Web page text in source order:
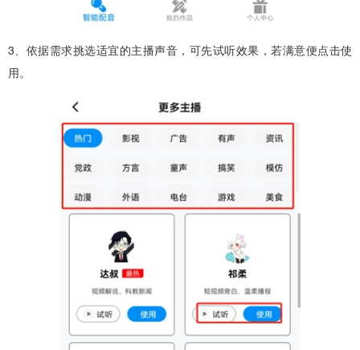
3、依据需求挑选适宜的主播声音，可先试听效果，若满意便点击使
用。